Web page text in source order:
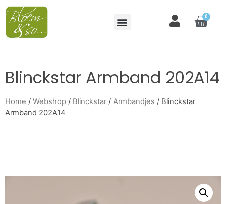
0
Blinckstar Armband 202A14
Home / Webshop / Blinckstar / Armbandjes / Blinckstar
Armband 202A14